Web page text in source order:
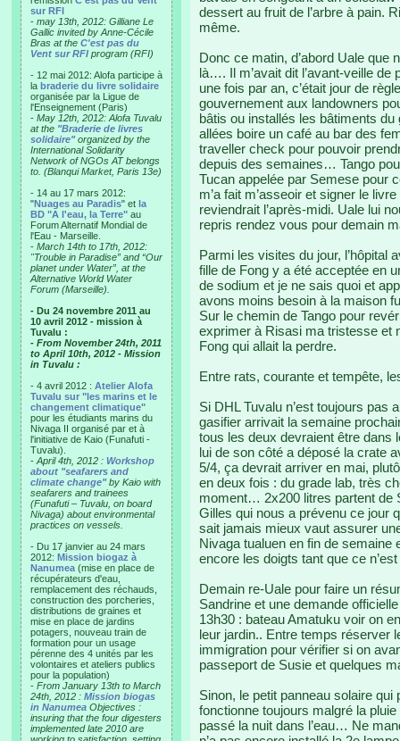
sur RFI
- may 13th, 2012: Gilliane Le
Gallic invited by Anne-Cécile
Bras at the C'est pas du
Vent sur RFI program (RFI)
- 12 mai 2012: Alofa participe à
la braderie du livre solidaire
organisée par la Ligue de
l'Enseignement (Paris)
- May 12th, 2012: Alofa Tuvalu
at the "Braderie de livres
solidaire"organized by the
International Solidarity
Network of NGOs AT belongs
to. (Blanqui Market, Paris 13e)
- 14 au 17 mars 2012:
"Nuages au Paradis" et la
BD "A l'eau, la Terre" au
Forum Alternatif Mondial de
l'Eau - Marseille.
- March 14th to 17th, 2012:
"Trouble in Paradise” and “Our
planet under Water”, at the
Alternative World Water
Forum (Marseille).
- Du 24 novembre 2011 au
10 avril 2012 - mission à
Tuvalu :
- From November 24th, 2011
to April 10th, 2012 - Mission
in Tuvalu :
- 4 avril 2012 : Atelier Alofa
Tuvalu sur "les marins et le
changement climatique"
pour les étudiants marins du
Nivaga II organisé par et à
l'initiative de Kaio (Funafuti -
Tuvalu).
- April 4th, 2012 : Workshop
about "seafarers and
climate change"by Kaio with
seafarers and trainees
(Funafuti – Tuvalu, on board
Nivaga) about environmental
practices on vessels.
- Du 17 janvier au 24 mars
2012: Mission biogaz à
Nanumea (mise en place de
récupérateurs d'eau,
remplacement des réchauds,
construction des porcheries,
distributions de graines et
mise en place de jardins
potagers, nouveau train de
formation pour un usage
pérenne des 4 unités par les
volontaires et ateliers publics
pour la population)
- From January 13th to March
24th, 2012 : Mission biogas
in Nanumea Objectives :
insuring that the four digesters
implemented late 2010 are
dessert au fruit de l’arbre à pain.
même.
Donc ce matin, d’abord Uale que
là…. Il m’avait dit l’avant-veille
une fois par an, c’était jour de
gouvernement aux landowners
bâtis ou installés les bâtiments
allées boire un café au bar des
traveller check pour pouvoir
depuis des semaines… Tango
Tucan appelée par Semese pour
m’a fait m’asseoir et signer le
reviendrait l’après-midi. Uale lui
repris rendez vous pour demain
Parmi les visites du jour, l’hôpital
fille de Fong y a été acceptée en
de sodium et je ne sais quoi et
avons moins besoin à la maison
Sur le chemin de Tango pour
exprimer à Risasi ma tristesse et
Fong qui allait la perdre.
Entre rats, courante et tempête,
Si DHL Tuvalu n’est toujours pas
gasifier arrivait la semaine
tous les deux devraient être
lui de son côté a déposé la crate
5/4, ça devrait arriver en mai,
en deux fois : du grade lab, très
moment… 2x200 litres partent de
Gilles qui nous a prévenu ce jour
sait jamais mieux vaut assurer
Nivaga tualuen en fin de semaine
encore les doigts tant que ce
Demain re-Uale pour faire un
Sandrine et une demande
13h30 : bateau Amatuku voir on
leur jardin.. Entre temps réserver
immigration pour vérifier si on
passeport de Susie et quelques
Sinon, le petit panneau solaire qui
fonctionne toujours malgré la pluie
passé la nuit dans l’eau… Ne